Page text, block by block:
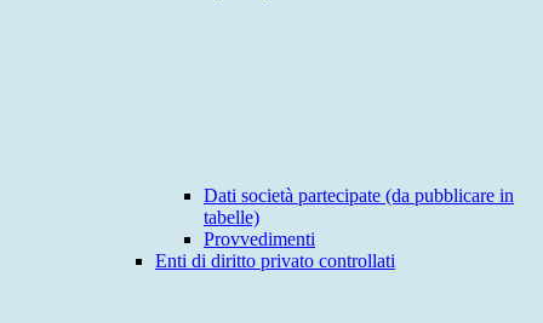
Dati società partecipate (da pubblicare in
tabelle)
Provvedimenti
Enti di diritto privato controllati